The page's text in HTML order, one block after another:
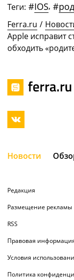
Теги: #IOS, #
Ferra.ru /
Apple исправит
обходить
Новости
Редакция
Размещение рекламы
RSS
Правовая
Условия
Политика